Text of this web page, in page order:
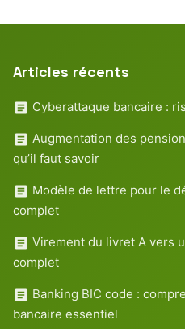
Articles récents
Cyberattaque bancaire :
Augmentation des
qu’il faut savoir
Modèle de lettre pour le
complet
Virement du livret A vers
complet
Banking BIC code :
bancaire essentiel